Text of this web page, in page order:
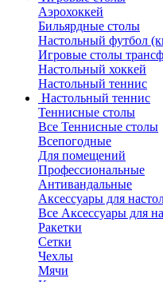
Аэрохоккей
Бильярдные столы
Настольный футбол
Игровые столы
Настольный хоккей
Настольный теннис
Настольный теннис
Теннисные столы
Все Теннисные столы
Всепогодные
Для помещений
Профессиональные
Антивандальные
Аксессуары для
Все Аксессуары для
Ракетки
Сетки
Чехлы
Мячи